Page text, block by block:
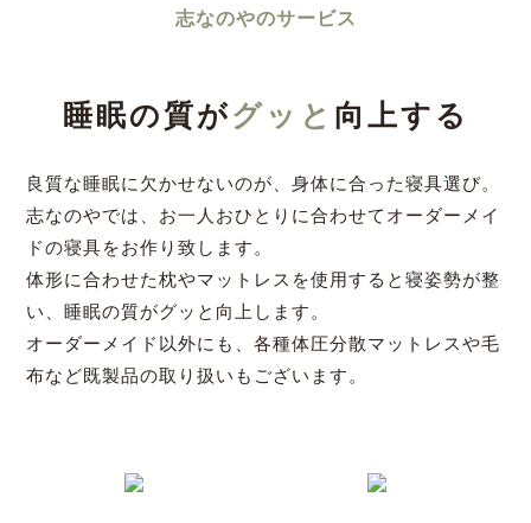
志なのやのサービス
睡眠の質がグッと 向上する
良質な睡眠に欠かせないのが、身体に合った寝具選び。
志なのやでは、お一人おひとりに合わせてオーダーメイ
ドの寝具をお作り致します。
体形に合わせた枕やマットレスを使用すると寝姿勢が整
い、睡眠の質がグッと向上します。
オーダーメイド以外にも、各種体圧分散マットレスや毛
布など既製品の取り扱いもございます。